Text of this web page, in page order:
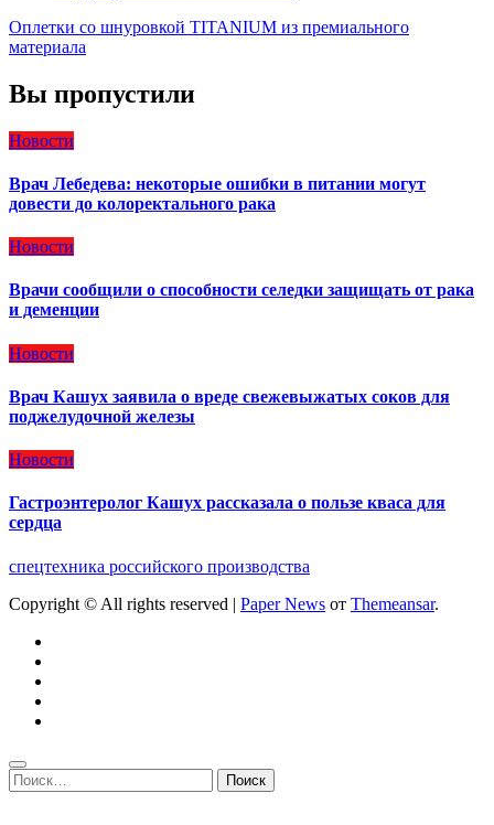
Оплетки со шнуровкой TITANIUM из премиального
материала
Вы пропустили
Новости
Врач Лебедева: некоторые ошибки в питании могут
довести до колоректального рака
Новости
Врачи сообщили о способности селедки защищать от рака
и деменции
Новости
Врач Кашух заявила о вреде свежевыжатых соков для
поджелудочной железы
Новости
Гастроэнтеролог Кашух рассказала о пользе кваса для
сердца
спецтехника российского производства
Copyright © All rights reserved | Paper News от Themeansar.
Найти: